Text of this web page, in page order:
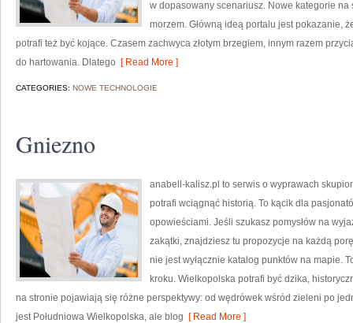
w dopasowany scenariusz. Nowe kategorie
morzem. Główną ideą portalu jest pokazanie,
potrafi też być kojące. Czasem zachwyca złotym brzegiem, innym razem
do hartowania. Dlatego [ Read More ]
CATEGORIES: NOWE TECHNOLOGIE
Gniezno
anabell-kalisz.pl to serwis o wyprawach
potrafi wciągnąć historią. To kącik dla
opowieściami. Jeśli szukasz pomysłów na
zakątki, znajdziesz tu propozycje na każdą
nie jest wyłącznie katalog punktów na mapie.
kroku. Wielkopolska potrafi być dzika,
na stronie pojawiają się różne perspektywy: od wędrówek wśród zieleni po
jest Południowa Wielkopolska, ale blog [ Read More ]